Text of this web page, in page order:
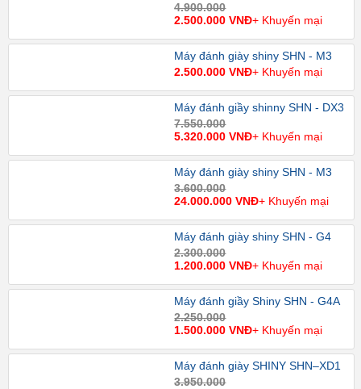
4.900.000
2.500.000 VNĐ+ Khuyến mại
Máy đánh giày shiny SHN - M3
2.500.000 VNĐ+ Khuyến mại
Máy đánh giầy shinny SHN - DX3
7.550.000
5.320.000 VNĐ+ Khuyến mại
Máy đánh giày shiny SHN - M3
3.600.000
24.000.000 VNĐ+ Khuyến mại
Máy đánh giày shiny SHN - G4
2.300.000
1.200.000 VNĐ+ Khuyến mại
Máy đánh giầy Shiny SHN - G4A
2.250.000
1.500.000 VNĐ+ Khuyến mại
Máy đánh giày SHINY SHN–XD1
3.950.000